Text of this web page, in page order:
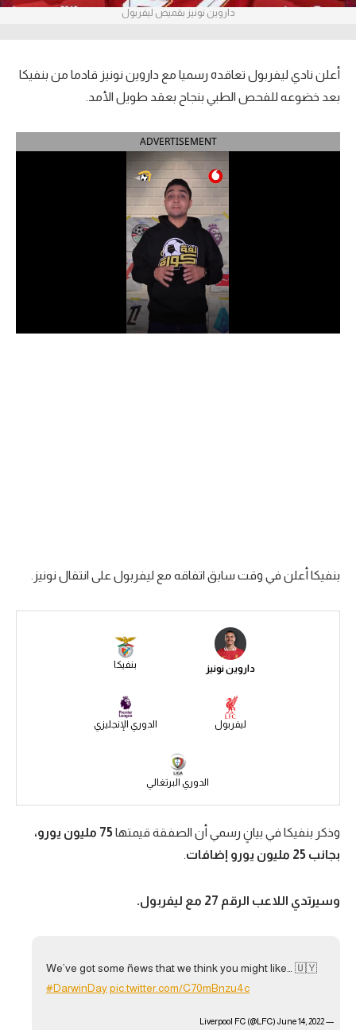
أمريكا 2026
الدوري الإنجليزي الممتاز
الدوري الإيطالي
الدوري السعودي للمحترفين
دوري أبطال إفريقيا
منتخب مصر
سعودي في الجول
كرة السلة الأمريكية
كرة سلة
كرة يد
الوطن العربي
رياضة نسائية
داروين نونيز بقميص ليفربول
أعلن نادي ليفربول تعاقده رسميا مع داروين نونيز قادما من بنفيكا
بعد خضوعه للفحص الطبي بنجاح بعقد طويل الأمد.
ADVERTISEMENT
بنفيكا أعلن في وقت سابق اتفاقه مع ليفربول على انتقال نونيز.
داروين نونيز بنفيكا
ليفربول الدوري الإنجليزي
الدوري البرتغالي
وذكر بنفيكا في بيانٍ رسمي أن الصفقة قيمتها
75 مليون يورو،
بجانب 25 مليون يورو إضافات
.
وسيرتدي اللاعب الرقم 27 مع ليفربول.
We’ve got some ñews that we think you might like… 🇺🇾
#DarwinDaypic.twitter.com/C70mBnzu4c
— Liverpool FC (@LFC)
June 14, 2022